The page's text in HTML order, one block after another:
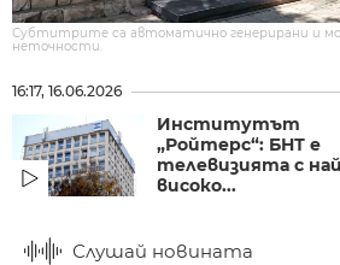
Субтитрите са автоматично генерирани и
неточности.
16:17, 16.06.2026
Институтът
„Ройтерс“: БНТ е
телевизията с
високо...
Слушай новината